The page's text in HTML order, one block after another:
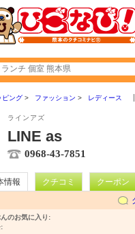
ピング ファッション レディース
ラインアズ
LINE as
0968-43-7851
情報 クチコミ クーポン
んのお気に入り:
: